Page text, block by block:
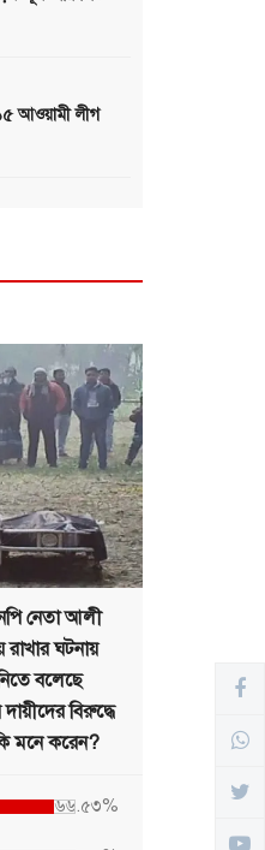
আওয়ামী লীগ
নেতা আলী
ঘটনায়
বলেছে
বিরুদ্ধে
মনে করেন?
৬৬.৫৩%